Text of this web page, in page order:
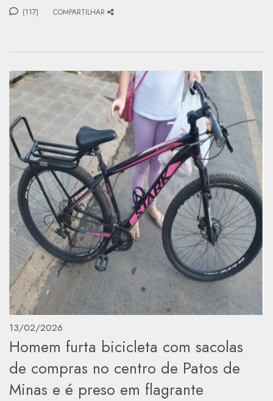
(117) COMPARTILHAR
13/02/2026
Homem furta bicicleta com sacolas
de compras no centro de Patos de
Minas e é preso em flagrante